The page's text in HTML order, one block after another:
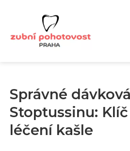
Správné
Stoptussinu:
léčení kašle